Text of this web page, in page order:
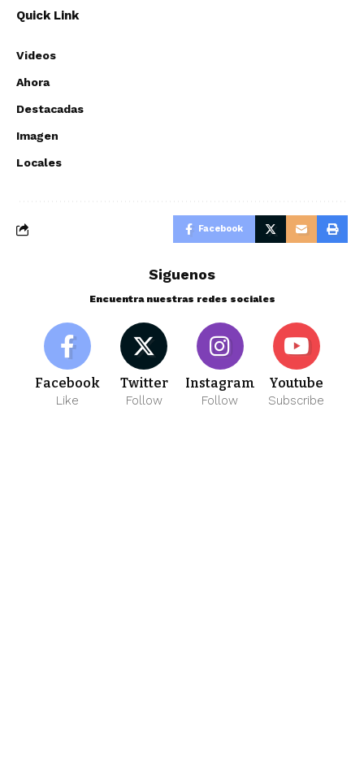
Quick Link
Videos
Ahora
Destacadas
Imagen
Locales
Facebook
Siguenos
Encuentra nuestras redes sociales
Facebook
Like
Twitter
Follow
Instagram
Follow
Youtube
Subscribe